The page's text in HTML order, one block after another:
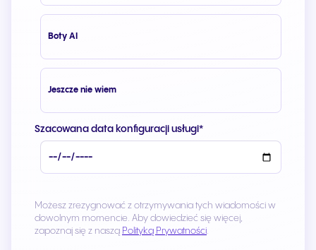
Boty AI
Jeszcze nie wiem
Szacowana data konfiguracji usługi*
Możesz zrezygnować z otrzymywania tych wiadomości w
dowolnym momencie. Aby dowiedzieć się więcej,
zapoznaj się z naszą Polityką Prywatności.